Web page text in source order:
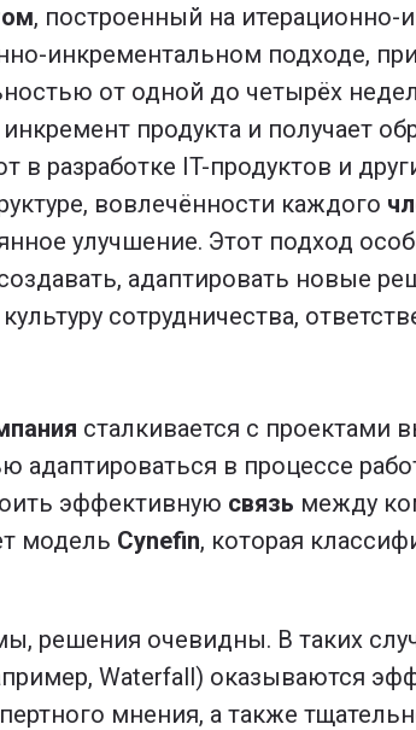
, построенный на
инкрементальном подходе,
от одной до четырёх
продукта и получает
разработке IT-продуктов и
вовлечённости каждого
улучшение. Этот подход
адаптировать новые
сотрудничества,
сталкивается с проектами
в процессе
эффективную связь между
модель Cynefin, которая
решения очевидны. В таких
Waterfall) оказываются
мнения, а также